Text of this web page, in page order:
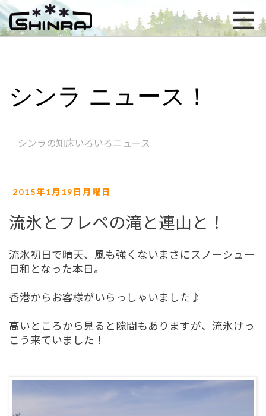
シンラ ニュース！
シンラの知床いろいろニュース
2015年1月19日月曜日
流氷とフレペの滝と連山と！
流氷初日で晴天、風も強くないまさにスノーシュー
日和となった本日。
香港からお客様がいらっしゃいました♪
高いところから見ると隙間もありますが、流氷けっ
こう来ていました！